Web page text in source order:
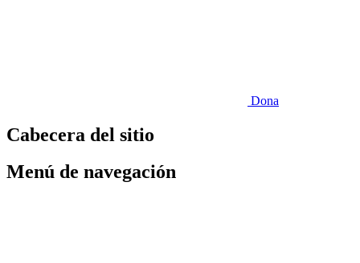
Dona
Cabecera del sitio
Menú de navegación